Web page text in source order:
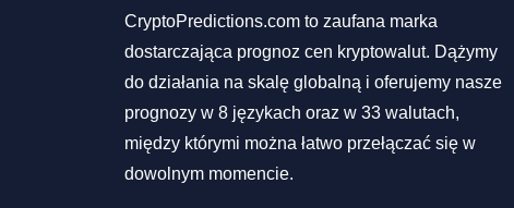
CryptoPredictions.com to zaufana marka
dostarczająca prognoz cen kryptowalut. Dążymy
do działania na skalę globalną i oferujemy nasze
prognozy w 8 językach oraz w 33 walutach,
między którymi można łatwo przełączać się w
dowolnym momencie.